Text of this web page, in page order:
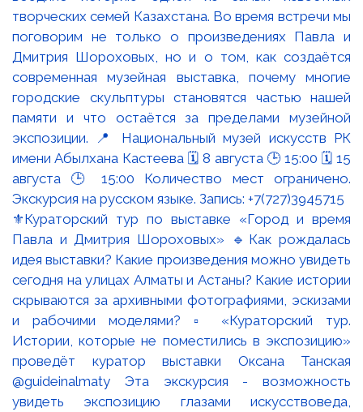
⚜️Кураторский тур по выставке «Город и время
Павла и Дмитрия Шороховых» 🔹Как рождалась
идея выставки? Какие произведения можно увидеть
сегодня на улицах Алматы и Астаны? Какие истории
скрываются за архивными фотографиями, эскизами
и рабочими моделями? ▫️ «Кураторский тур.
Истории, которые не поместились в экспозицию»
проведёт куратор выставки Оксана Танская
@guideinalmaty Эта экскурсия - возможность
увидеть экспозицию глазами искусствоведа,